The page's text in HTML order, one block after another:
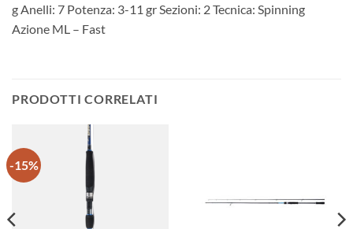
g Anelli: 7 Potenza: 3-11 gr Sezioni: 2 Tecnica: Spinning
Azione ML – Fast
PRODOTTI CORRELATI
-15%